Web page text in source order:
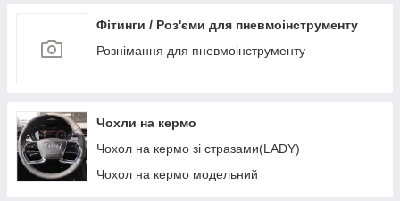
Фіксатор натискного типу
Фіксатор під саморіз
Фіксатор типу цвях
Фіксатор ущільнювачів
Хомути та тримачі
Фітинги / Роз'єми для пневмоінструменту
Рознімання для пневмоінструменту
Чохли на кермо
Чохол на кермо зі стразами(LADY)
Чохол на кермо модельний